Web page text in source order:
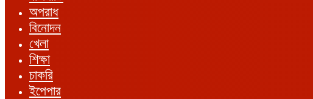
অপরাধ
বিনোদন
খেলা
শিক্ষা
চাকরি
ইপেপার